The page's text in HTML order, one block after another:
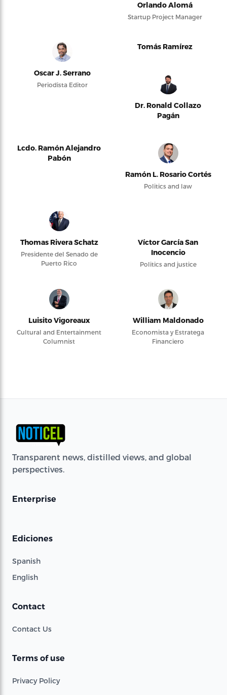
Orlando Alomá
Startup Project Manager
Oscar J. Serrano
Periodista Editor
Tomás Ramírez
Dr. Ronald Collazo
Pagán
Lcdo. Ramón Alejandro
Pabón
Ramón L. Rosario Cortés
Politics and law
Thomas Rivera Schatz
Presidente del Senado de
Puerto Rico
Víctor García San
Inocencio
Politics and justice
Luisito Vigoreaux
Cultural and Entertainment
Columnist
William Maldonado
Economista y Estratega
Financiero
Transparent news, distilled views, and global
perspectives.
Enterprise
Ediciones
Spanish
English
Contact
Contact Us
Terms of use
Privacy Policy